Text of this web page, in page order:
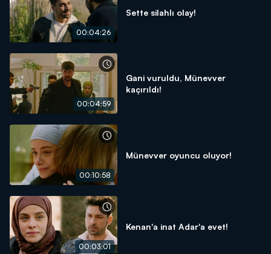
00:04:26
Sette silahlı olay!
00:04:59
Gani vuruldu, Münevver
kaçırıldı!
00:10:58
Münevver oyuncu oluyor!
00:03:01
Kenan'a inat Adar'a evet!